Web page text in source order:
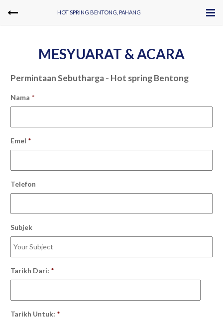
HOT SPRING BENTONG, PAHANG
MESYUARAT & ACARA
Permintaan Sebutharga - Hot spring Bentong
Nama *
Emel *
Telefon
Subjek
Tarikh Dari: *
Tarikh Untuk: *